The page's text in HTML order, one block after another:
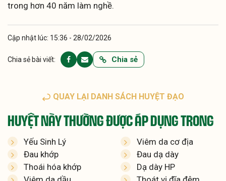
trong hơn 40 năm làm nghề.
Cập nhật lúc: 15:36 - 28/02/2026
Chia sẻ bài viết: Chia sẻ
QUAY LẠI DANH SÁCH HUYỆT ĐẠO
HUYỆT NÀY THƯỜNG ĐƯỢC ÁP DỤNG TRONG
Yếu Sinh Lý
Viêm da cơ địa
Đau khớp
Đau dạ dày
Thoái hóa khớp
Dạ dày HP